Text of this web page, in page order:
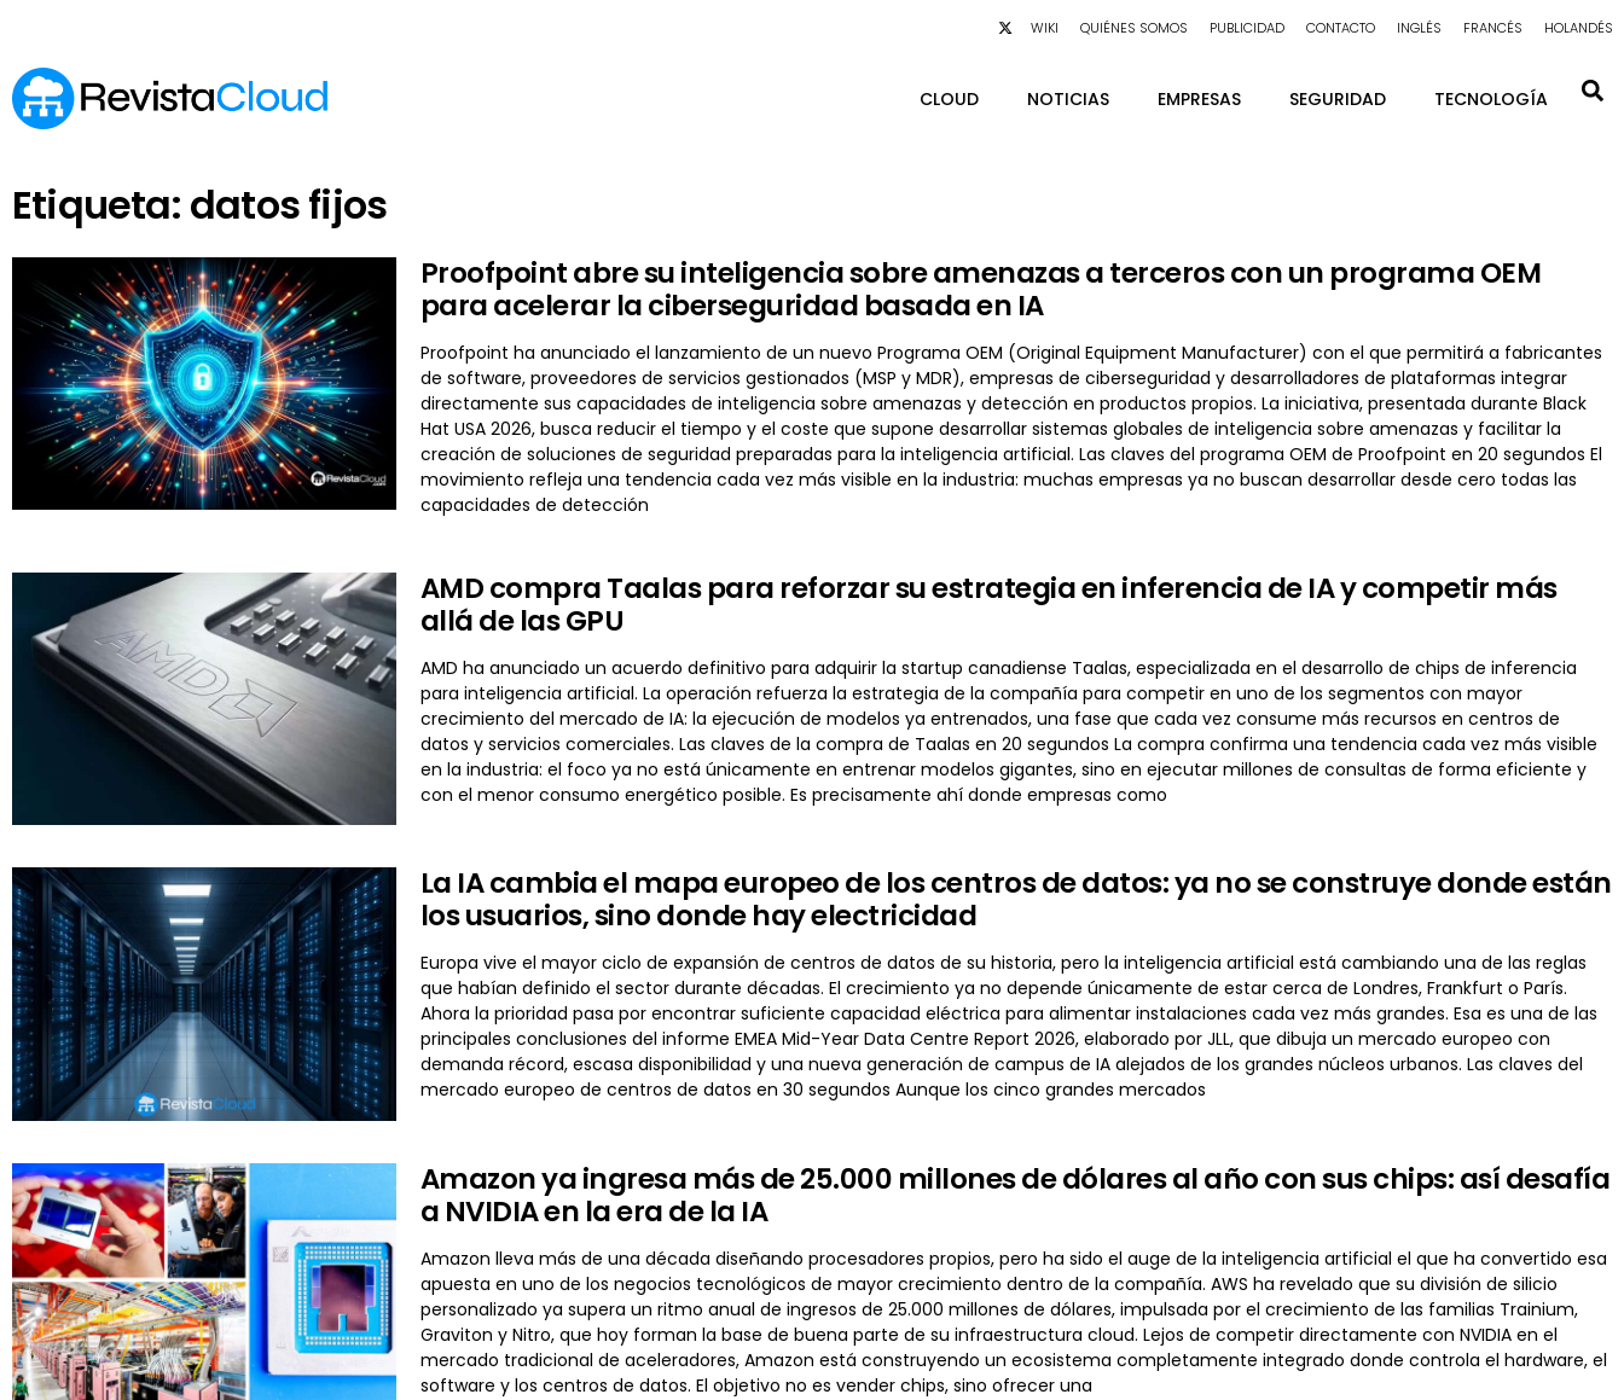
WIKI QUIÉNES SOMOS PUBLICIDAD CONTACTO INGLÉS FRANCÉS HOLANDÉS
CLOUD NOTICIAS EMPRESAS SEGURIDAD TECNOLOGÍA
Etiqueta: datos fijos
Proofpoint abre su inteligencia sobre amenazas a terceros con un programa OEM
para acelerar la ciberseguridad basada en IA
Proofpoint ha anunciado el lanzamiento de un nuevo Programa OEM (Original Equipment Manufacturer) con el que permitirá a fabricantes
de software, proveedores de servicios gestionados (MSP y MDR), empresas de ciberseguridad y desarrolladores de plataformas integrar
directamente sus capacidades de inteligencia sobre amenazas y detección en productos propios. La iniciativa, presentada durante Black
Hat USA 2026, busca reducir el tiempo y el coste que supone desarrollar sistemas globales de inteligencia sobre amenazas y facilitar la
creación de soluciones de seguridad preparadas para la inteligencia artificial. Las claves del programa OEM de Proofpoint en 20 segundos El
movimiento refleja una tendencia cada vez más visible en la industria: muchas empresas ya no buscan desarrollar desde cero todas las
capacidades de detección
AMD compra Taalas para reforzar su estrategia en inferencia de IA y competir más
allá de las GPU
AMD ha anunciado un acuerdo definitivo para adquirir la startup canadiense Taalas, especializada en el desarrollo de chips de inferencia
para inteligencia artificial. La operación refuerza la estrategia de la compañía para competir en uno de los segmentos con mayor
crecimiento del mercado de IA: la ejecución de modelos ya entrenados, una fase que cada vez consume más recursos en centros de
datos y servicios comerciales. Las claves de la compra de Taalas en 20 segundos La compra confirma una tendencia cada vez más visible
en la industria: el foco ya no está únicamente en entrenar modelos gigantes, sino en ejecutar millones de consultas de forma eficiente y
con el menor consumo energético posible. Es precisamente ahí donde empresas como
La IA cambia el mapa europeo de los centros de datos: ya no se construye donde están
los usuarios, sino donde hay electricidad
Europa vive el mayor ciclo de expansión de centros de datos de su historia, pero la inteligencia artificial está cambiando una de las reglas
que habían definido el sector durante décadas. El crecimiento ya no depende únicamente de estar cerca de Londres, Frankfurt o París.
Ahora la prioridad pasa por encontrar suficiente capacidad eléctrica para alimentar instalaciones cada vez más grandes. Esa es una de las
principales conclusiones del informe EMEA Mid-Year Data Centre Report 2026, elaborado por JLL, que dibuja un mercado europeo con
demanda récord, escasa disponibilidad y una nueva generación de campus de IA alejados de los grandes núcleos urbanos. Las claves del
mercado europeo de centros de datos en 30 segundos Aunque los cinco grandes mercados
Amazon ya ingresa más de 25.000 millones de dólares al año con sus chips: así desafía
a NVIDIA en la era de la IA
Amazon lleva más de una década diseñando procesadores propios, pero ha sido el auge de la inteligencia artificial el que ha convertido esa
apuesta en uno de los negocios tecnológicos de mayor crecimiento dentro de la compañía. AWS ha revelado que su división de silicio
personalizado ya supera un ritmo anual de ingresos de 25.000 millones de dólares, impulsada por el crecimiento de las familias Trainium,
Graviton y Nitro, que hoy forman la base de buena parte de su infraestructura cloud. Lejos de competir directamente con NVIDIA en el
mercado tradicional de aceleradores, Amazon está construyendo un ecosistema completamente integrado donde controla el hardware, el
software y los centros de datos. El objetivo no es vender chips, sino ofrecer una